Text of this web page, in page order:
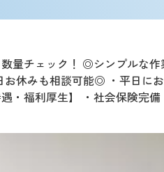
量チェック！ ◎シンプルな
休みも相談可能◎ ・平日
・福利厚生】 ・社会保険完